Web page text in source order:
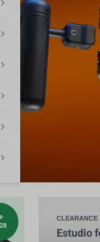
CLEARANCE
Estudio